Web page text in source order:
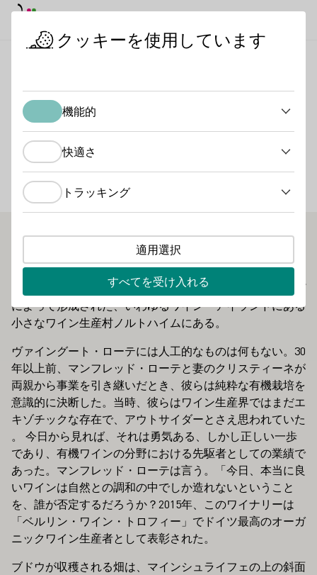
ビオランドワイン - ロー
テ
Gästezimmer
健康な土壌、健康な植物、健康な人々。これがローテ・ワ
イナリーの哲学を支える3本の柱である。ワイナリーは、
ヴュルツブルクの東15キロ、川と幹線運河の自然のループ
によって形成された、いわゆるワイン・アイランドにある
小さなワイン生産村ノルトハイムにある。
ヴァイングート・ローテには人工的なものは何もない。30
年以上前、マンフレッド・ローテと妻のクリスティーネが
両親から事業を引き継いだとき、彼らは純粋な有機栽培を
意識的に決断した。当時、彼らはワイン生産界ではまだエ
キゾチックな存在で、アウトサイダーとさえ思われていた
。 今日から見れば、それは勇気ある、しかし正しい一歩
であり、有機ワインの分野における先駆者としての業績で
あった。マンフレッド・ローテは言う。「今日、本当に良
いワインは自然との調和の中でしか造れないということ
を、誰が否定するだろうか？2015年、このワイナリーは
「ベルリン・ワイン・トロフィー」でドイツ最高のオーガ
ニックワイン生産者として表彰された。
ブドウが収穫される畑は、マインシュライフェの上の斜面
クッキーを使用しています
機能的
快適さ
トラッキング
適用選択
すべてを受け入れる